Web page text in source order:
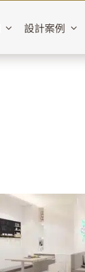
設計案例